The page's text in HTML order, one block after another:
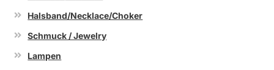
Halsband/Necklace/Choker
Schmuck / Jewelry
Lampen